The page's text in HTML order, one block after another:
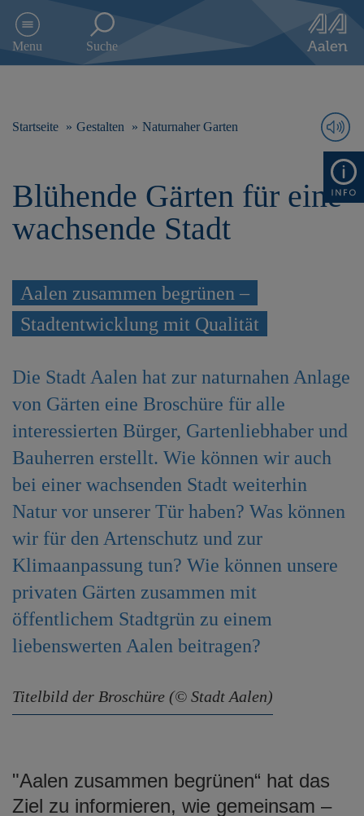
e
Menu Suche
Startseite Gestalten Naturnaher Garten
Blühende Gärten für eine
wachsende Stadt
Aalen zusammen begrünen –
Stadtentwicklung mit Qualität
Die Stadt Aalen hat zur naturnahen Anlage
von Gärten eine Broschüre für alle
interessierten Bürger, Gartenliebhaber und
Bauherren erstellt. Wie können wir auch
bei einer wachsenden Stadt weiterhin
Natur vor unserer Tür haben? Was können
wir für den Artenschutz und zur
Klimaanpassung tun? Wie können unsere
privaten Gärten zusammen mit
öffentlichem Stadtgrün zu einem
liebenswerten Aalen beitragen?
Titelbild der Broschüre (© Stadt Aalen)
"Aalen zusammen begrünen“ hat das
Ziel zu informieren, wie gemeinsam –